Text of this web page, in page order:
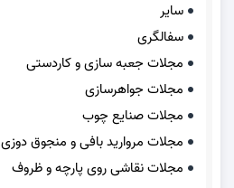
سایر
سفالگری
مجلات جعبه سازی و کاردستی
مجلات جواهرسازی
مجلات صنایع چوب
مجلات مروارید بافی و منجوق دوزی
مجلات نقاشی روی پارچه و ظروف